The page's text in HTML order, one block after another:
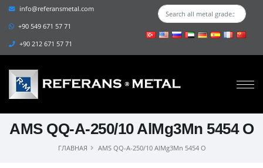
info@referansmetal.com
+90 549 671 57 71
+90 212 671 57 71
AMS QQ-A-250/10 AlMg3Mn 5454 O
ГЛАВНАЯ AMS QQ-A-250/10 AlMg3Mn 5454 O